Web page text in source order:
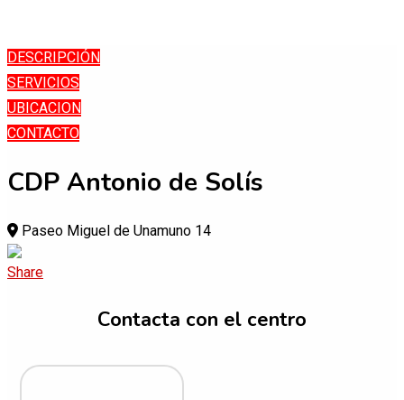
Skip
to
content
DESCRIPCIÓN
SERVICIOS
UBICACION
CONTACTO
CDP Antonio de Solís
Paseo Miguel de Unamuno 14
Contacta con el centro